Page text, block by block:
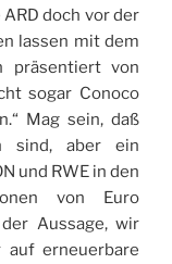
doch vor der
lassen mit dem
präsentiert von
sogar Conoco
Mag sein, daß
sind, aber ein
und RWE in den
von Euro
Aussage, wir
erneuerbare